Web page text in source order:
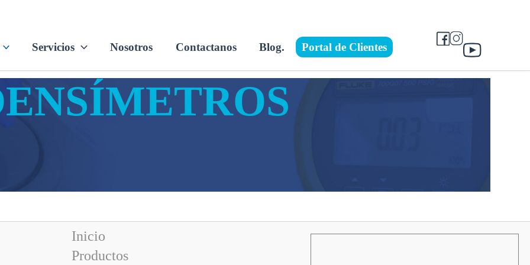
Servicios Nosotros Contactanos Blog. Portal de Clientes
Inicio
Productos